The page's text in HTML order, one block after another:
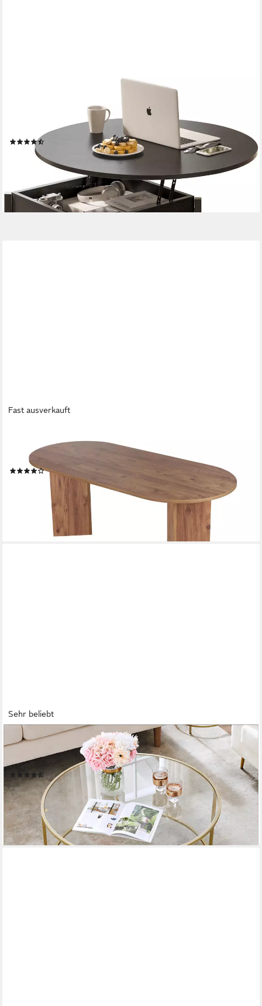
Couchtisch Höhenverstellbarer Runder Kaffeetisch mit
verstecktem Ablagefach, 2-facher kleiner runder Beistelltisch,
106,90 €
lieferbar - in 4-5 Werktagen bei dir
Fast ausverkauft
Esstisch »Sabella«, moderner (1-St., Einzeltisch), 200x90 cm, In
5 Farben erhältlich, Stabil & pflegeleicht
(7)
UVP 669,00 €
lieferbar - in 7-9 Werktagen bei dir
Sehr beliebt
VASAGLE
Couchtisch, Beistelltisch für Wohnzimmer, Ø 84 x 45.5 cm,
transparent
(278)
59,99 € UVP
-33%
lieferbar - in 4-5 Werktagen bei dir